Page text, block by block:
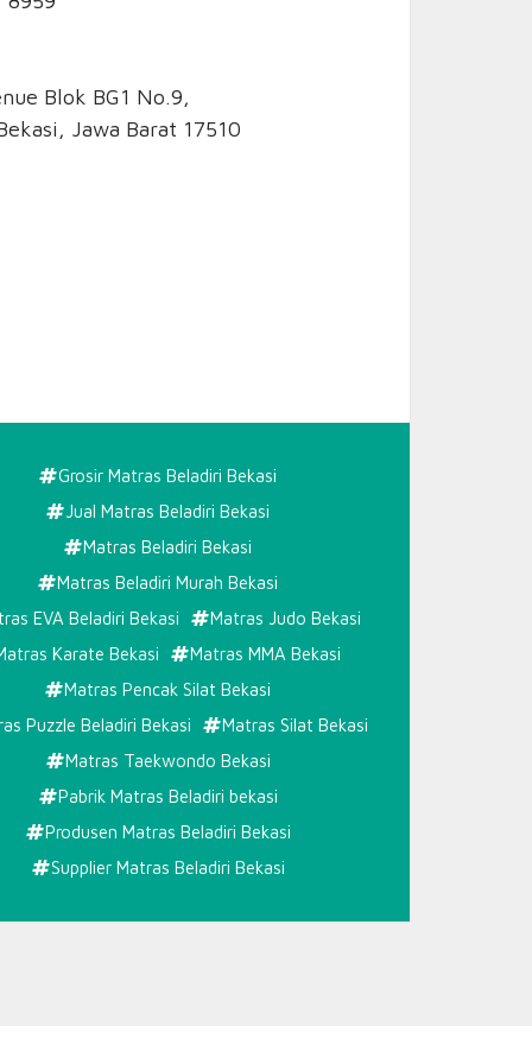
Blok BG1 No.9,
Jawa Barat 17510
Grosir Matras Beladiri Bekasi
Jual Matras Beladiri Bekasi
Matras Beladiri Bekasi
Matras Beladiri Murah Bekasi
EVA Beladiri Bekasi
Matras Judo Bekasi
Karate Bekasi
Matras MMA Bekasi
Matras Pencak Silat Bekasi
Puzzle Beladiri Bekasi
Matras Silat Bekasi
Matras Taekwondo Bekasi
Pabrik Matras Beladiri bekasi
Produsen Matras Beladiri Bekasi
Supplier Matras Beladiri Bekasi